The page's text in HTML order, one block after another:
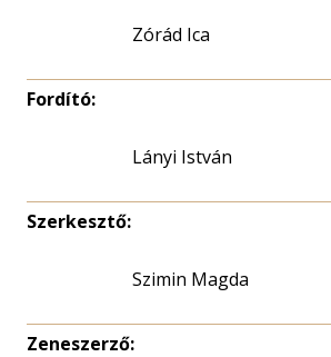
Zórád Ica
Fordító:
Lányi István
Szerkesztő:
Szimin Magda
Zeneszerző: